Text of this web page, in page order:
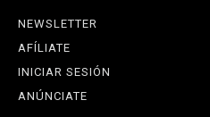
NEWSLETTER
AFÍLIATE
INICIAR SESIÓN
ANÚNCIATE